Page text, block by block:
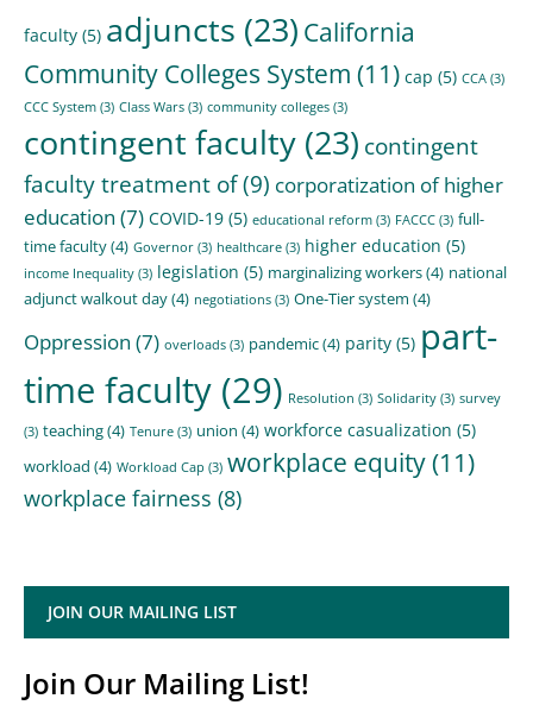
faculty (5) adjuncts (23) California
Community Colleges System (11) cap (5) CCA (3)
CCC System (3) Class Wars (3) community colleges (3)
contingent faculty (23) contingent
faculty treatment of(9) corporatization of higher
education (7) COVID-19 (5) educational reform (3) FACCC (3) full-
time faculty(4) Governor (3) healthcare (3) higher education (5)
income Inequality (3) legislation (5) marginalizing workers(4) national
adjunct walkout day(4) negotiations (3) One-Tier system (4)
Oppression (7) overloads (3) pandemic(4) parity (5) part-
time faculty (29) Resolution (3) Solidarity (3) survey
(3) teaching(4) Tenure (3) union (4) workforce casualization (5)
workload (4) Workload Cap (3) workplace equity(11)
workplace fairness (8)
JOIN OUR MAILING LIST
Join Our Mailing List!